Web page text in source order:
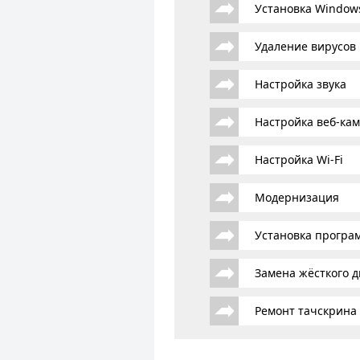
Установка
Удаление вирусов
Настройка звука
Настройка веб-
Настройка Wi-Fi
Модернизация
Установка
Замена жёсткого
Ремонт тачскрина